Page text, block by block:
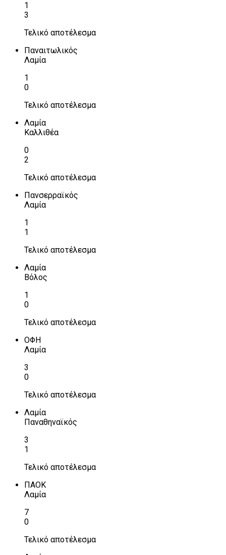
1
3
Τελικό αποτέλεσμα
Παναιτωλικός
Λαμία
1
0
Τελικό αποτέλεσμα
Λαμία
Καλλιθέα
0
2
Τελικό αποτέλεσμα
Πανσερραϊκός
Λαμία
1
1
Τελικό αποτέλεσμα
Λαμία
Βόλος
1
0
Τελικό αποτέλεσμα
ΟΦΗ
Λαμία
3
0
Τελικό αποτέλεσμα
Λαμία
Παναθηναϊκός
3
1
Τελικό αποτέλεσμα
ΠΑΟΚ
Λαμία
7
0
Τελικό αποτέλεσμα